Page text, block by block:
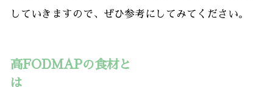
していきますので、ぜひ参考にしてみてください。
高FODMAPの食材と
は